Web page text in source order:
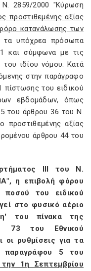
2859/2000 "Κύρωση
προστιθεμένης αξίας
κατανάλωσης των
τα υπόχρεα πρόσωπα
και σύμφωνα με τις
του ιδίου νόμου. Κατά
στην παράγραφο
του ειδικού
εβδομάδων, όπως
του άρθρου 36 του Ν.
προστιθεμένης αξίας
άρθρου 44 του
III του Ν.
η επιβολή φόρου
ποσού του ειδικού
στο φυσικό αέριο
του πίνακα της
73 του Εθνικού
ρυθμίσεις για τα
παραγράφου 5 του
1η Σεπτεμβρίου